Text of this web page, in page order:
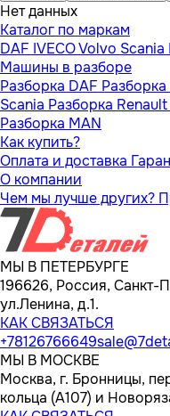
Нет данных
Каталог по маркам
DAF IVECOVolvo Scania
Машины в разборе
Разборка DAF Разборка
Scania Разборка Renault
Разборка MAN
Как купить?
Оплата и доставка
О компании
Чем мы лучше других?
МЫ В ПЕТЕРБУРГЕ
196626, Россия, Санкт-
ул.Ленина, д.1.
КАК СВЯЗАТЬСЯ
+78126766649
МЫ В МОСКВЕ
Москва, г. Бронницы,
кольца (А107) и